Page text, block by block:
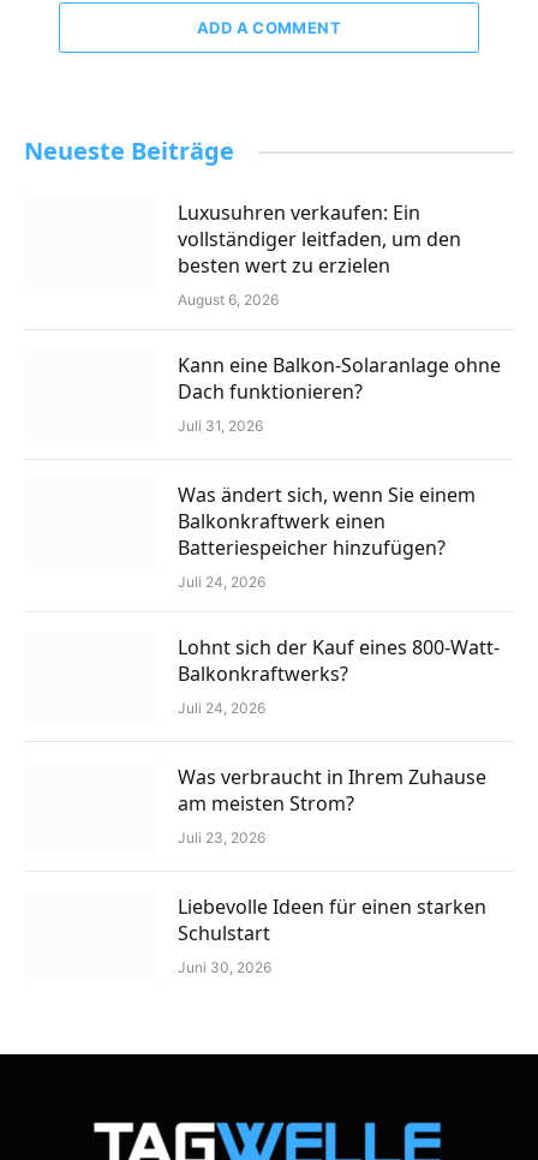
ADD A COMMENT
Neueste Beiträge
Luxusuhren verkaufen: Ein
vollständiger leitfaden, um den
besten wert zu erzielen
August 6, 2026
Kann eine Balkon-Solaranlage ohne
Dach funktionieren?
Juli 31, 2026
Was ändert sich, wenn Sie einem
Balkonkraftwerk einen
Batteriespeicher hinzufügen?
Juli 24, 2026
Lohnt sich der Kauf eines 800-Watt-
Balkonkraftwerks?
Juli 24, 2026
Was verbraucht in Ihrem Zuhause
am meisten Strom?
Juli 23, 2026
Liebevolle Ideen für einen starken
Schulstart
Juni 30, 2026